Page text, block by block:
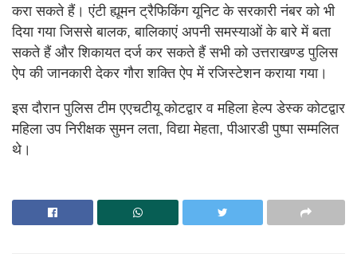
करा सकते हैं। एंटी ह्यूमन ट्रैफिकिंग यूनिट के सरकारी नंबर को भी
दिया गया जिससे बालक, बालिकाएं अपनी समस्याओं के बारे में बता
सकते हैं और शिकायत दर्ज कर सकते हैं सभी को उत्तराखण्ड पुलिस
ऐप की जानकारी देकर गौरा शक्ति ऐप में रजिस्टेशन कराया गया।
इस दौरान पुलिस टीम एएचटीयू कोटद्वार व महिला हेल्प डेस्क कोटद्वार
महिला उप निरीक्षक सुमन लता, विद्या मेहता, पीआरडी पुष्पा सम्मलित
थे।